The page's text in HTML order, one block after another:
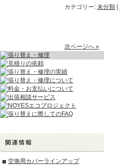
カテゴリー: 未分類 |
次ページへ »
交換用カバーラインアップ